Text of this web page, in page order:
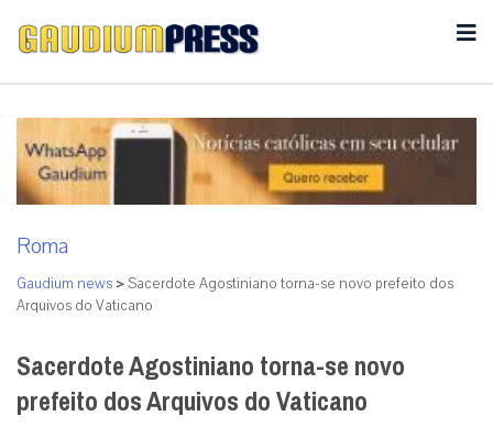
Roma
Gaudium news >Sacerdote Agostiniano torna-se novo prefeito dos
Arquivos do Vaticano
Sacerdote Agostiniano torna-se novo
prefeito dos Arquivos do Vaticano